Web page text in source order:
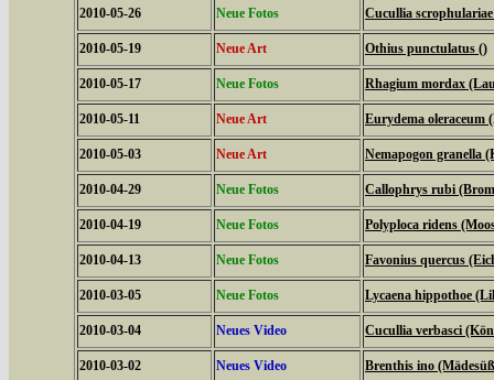
2010-05-26 Neue Fotos Cucullia
2010-05-19 Neue Art Othius punctulatus ()
2010-05-17 Neue Fotos Rhagium mordax
2010-05-11 Neue Art Eurydema oleraceum
2010-05-03 Neue Art Nemapogon granella
2010-04-29 Neue Fotos Callophrys rubi
2010-04-19 Neue Fotos Polyploca ridens
2010-04-13 Neue Fotos Favonius quercus
2010-03-05 Neue Fotos Lycaena hippothoe
2010-03-04 Neues Video Cucullia verbasci
2010-03-02 Neues Video Brenthis ino